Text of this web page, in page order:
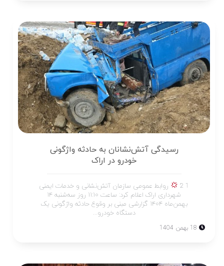
رسیدگی آتش‌نشانان به حادثه واژگونی
خودرو در اراک
1 2
روابط عمومی سازمان آتش‌نشانی و خدمات ایمنی
شهرداری اراک اعلام کرد: ساعت ۱۱:۱۰ روز سه‌شنبه ۱۴
بهمن‌ماه ۱۴۰۴ گزارشی مبنی بر وقوع حادثه واژگونی یک
دستگاه خودرو...
18 بهمن 1404